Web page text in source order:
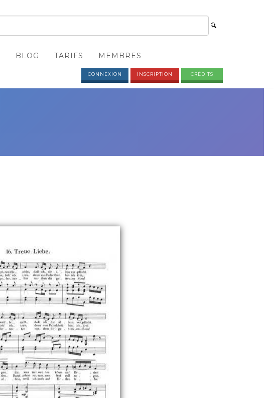
BLOG TARIFS MEMBRES
CONNEXION INSCRIPTION CRÉDITS